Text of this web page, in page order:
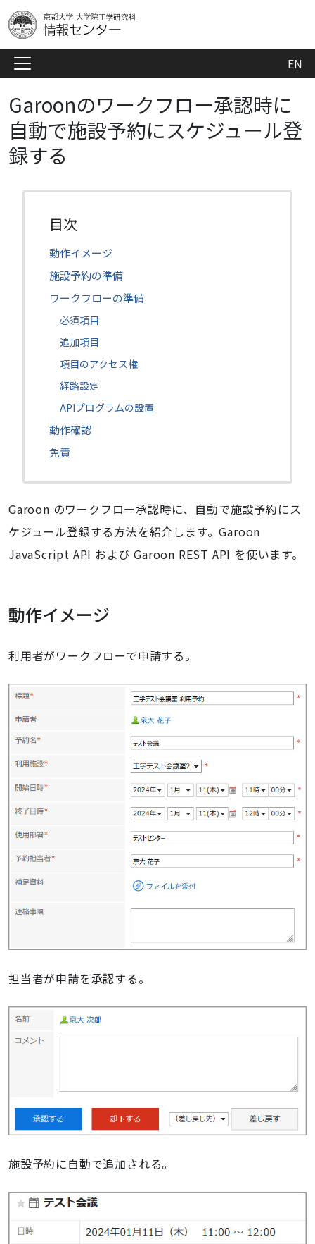
EN
Garoonのワークフロー承認時に
自動で施設予約にスケジュール登
録する
動作イメージ
施設予約の準備
ワークフローの準備
必須項目
追加項目
項目のアクセス権
経路設定
APIプログラムの設置
動作確認
免責
Garoon のワークフロー承認時に、自動で施設予約にス
ケジュール登録する方法を紹介します。Garoon
JavaScript API および Garoon REST API を使います。
動作イメージ
利用者がワークフローで申請する。
担当者が申請を承認する。
施設予約に自動で追加される。